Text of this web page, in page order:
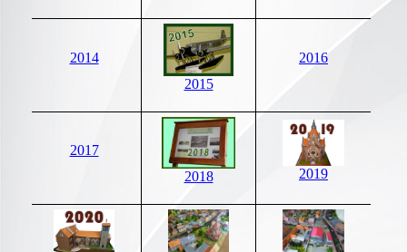
2014
2015
2016
2017
2018
2019